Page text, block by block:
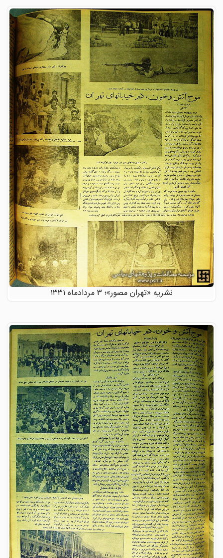
نشریه «تهران مصور»؛ ٣ مردادماه ١٣٣١